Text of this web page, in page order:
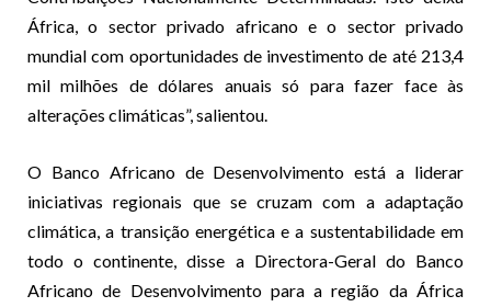
África, o sector privado africano e o sector privado
mundial com oportunidades de investimento de até 213,4
mil milhões de dólares anuais só para fazer face às
alterações climáticas”, salientou.
O Banco Africano de Desenvolvimento está a liderar
iniciativas regionais que se cruzam com a adaptação
climática, a transição energética e a sustentabilidade em
todo o continente, disse a Directora-Geral do Banco
Africano de Desenvolvimento para a região da África